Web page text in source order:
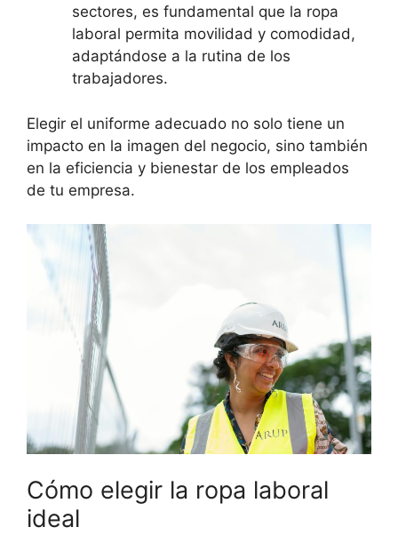
sectores, es fundamental que la ropa
laboral permita movilidad y comodidad,
adaptándose a la rutina de los
trabajadores.
Elegir el uniforme adecuado no solo tiene un
impacto en la imagen del negocio, sino también
en la eficiencia y bienestar de los empleados
de tu empresa.
Cómo elegir la ropa laboral
ideal